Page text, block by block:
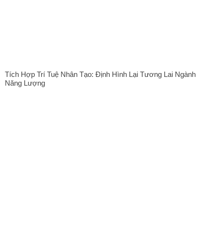
Tích Hợp Trí Tuệ Nhân Tạo: Định Hình Lại Tương Lai Ngành
Năng Lượng